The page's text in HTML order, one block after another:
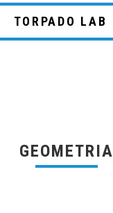
TORPADO LAB
GEOMETRIA